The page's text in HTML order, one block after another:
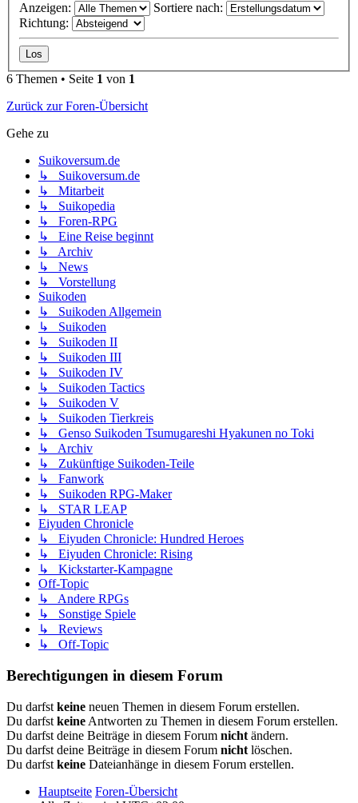
Anzeigen:
Sortiere nach:
Richtung:
6 Themen • Seite 1 von 1
Zurück zur Foren-Übersicht
Gehe zu
Suikoversum.de
↳ Suikoversum.de
↳ Mitarbeit
↳ Suikopedia
↳ Foren-RPG
↳ Eine Reise beginnt
↳ Archiv
↳ News
↳ Vorstellung
Suikoden
↳ Suikoden Allgemein
↳ Suikoden
↳ Suikoden II
↳ Suikoden III
↳ Suikoden IV
↳ Suikoden Tactics
↳ Suikoden V
↳ Suikoden Tierkreis
↳ Genso Suikoden Tsumugareshi Hyakunen no Toki
↳ Archiv
↳ Zukünftige Suikoden-Teile
↳ Fanwork
↳ Suikoden RPG-Maker
↳ STAR LEAP
Eiyuden Chronicle
↳ Eiyuden Chronicle: Hundred Heroes
↳ Eiyuden Chronicle: Rising
↳ Kickstarter-Kampagne
Off-Topic
↳ Andere RPGs
↳ Sonstige Spiele
↳ Reviews
↳ Off-Topic
Berechtigungen in diesem Forum
Du darfst keine neuen Themen in diesem Forum erstellen.
Du darfst keine Antworten zu Themen in diesem Forum erstellen.
Du darfst deine Beiträge in diesem Forum nicht ändern.
Du darfst deine Beiträge in diesem Forum nicht löschen.
Du darfst keine Dateianhänge in diesem Forum erstellen.
Hauptseite Foren-Übersicht